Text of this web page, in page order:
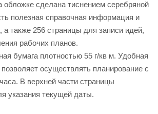
обложке сделана тиснением серебряной
полезная справочная информация и
а также 256 страницы для записи идей,
рабочих планов.
бумага плотностью 55 г/кв м. Удобная
осуществлять планирование с
В верхней части страницы
указания текущей даты.